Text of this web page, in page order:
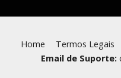
Home Termos Legais
Email de Suporte: